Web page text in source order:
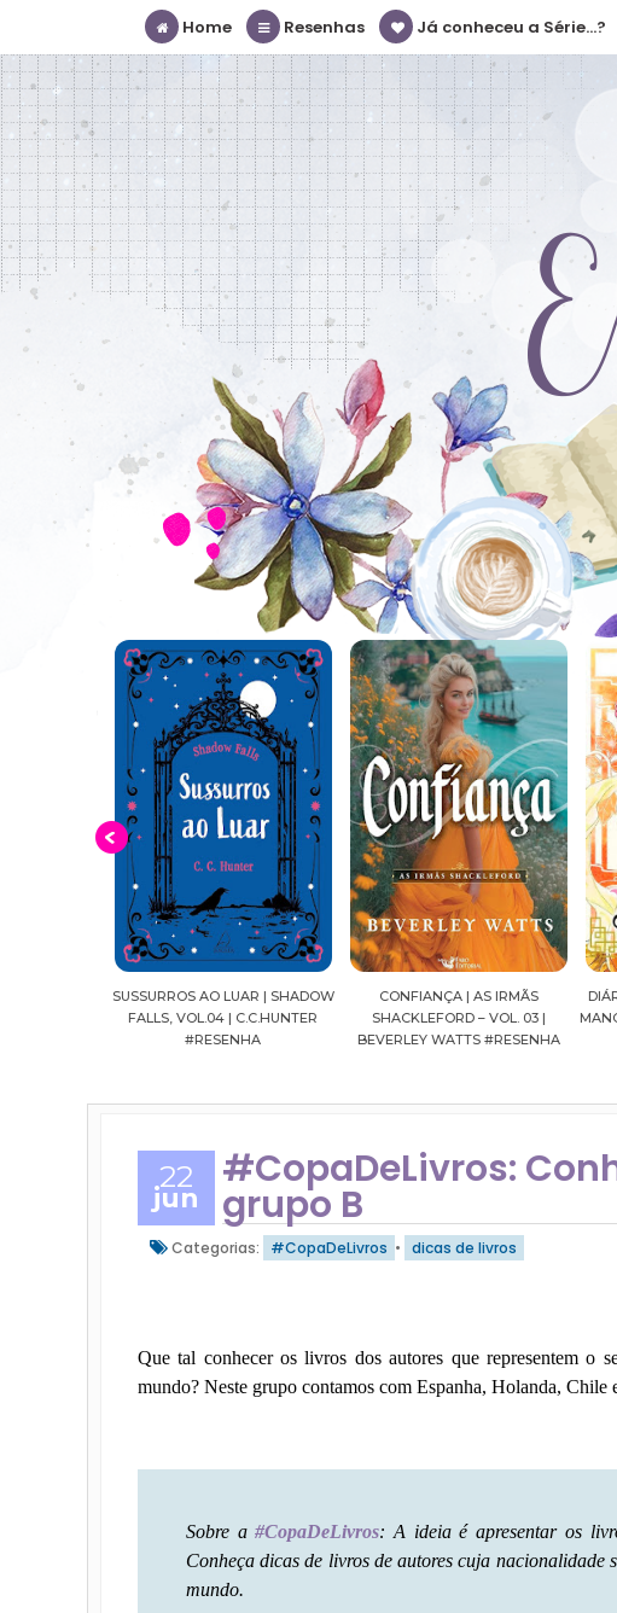
Home Resenhas Já conheceu a Série...?
SUSSURROS AO LUAR | SHADOW
FALLS, VOL.04 | C.C.HUNTER
#RESENHA
CONFIANÇA | AS IRMÃS
SHACKLEFORD – VOL. 03 |
BEVERLEY WATTS #RESENHA
22
jun
#CopaDeLivros:
grupo B
Categorias: #CopaDeLivros • dicas de livros
Que tal conhecer os livros dos autores que representem o
mundo? Neste grupo contamos com Espanha, Holanda, Chile
Sobre a#CopaDeLivros: A ideia é apresentar os
Conheça dicas de livros de autores cuja nacionalidade
mundo.